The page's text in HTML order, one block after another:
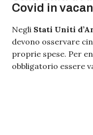
Covid in
Negli Stati Uniti
devono osservare
proprie spese. Per
obbligatorio essere